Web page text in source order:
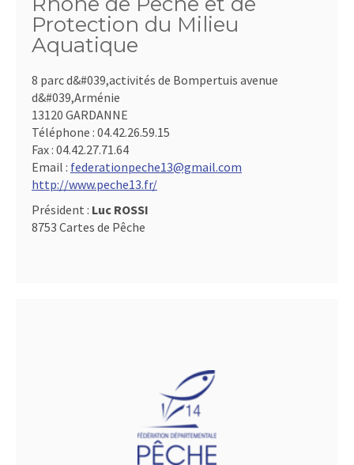
Protection du Milieu
Aquatique
8 parc d&#039,activités de Bompertuis avenue
d&#039,Arménie
13120 GARDANNE
Téléphone : 04.42.26.59.15
Fax : 04.42.27.71.64
Email : federationpeche13@gmail.com
http://www.peche13.fr/
Président : Luc ROSSI
8753 Cartes de Pêche